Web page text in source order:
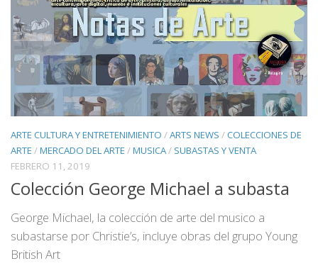
ARTE CULTURA Y ENTRETENIMIENTO /ARTS NEWS /COLECCIONES DE
ARTE /MERCADO DEL ARTE /MUSICA/ SUBASTAS Y VENTA
FEBRERO 11, 2019
Colección George Michael a subasta
George Michael, la colección de arte del musico a
subastarse por Christie’s, incluye obras del grupo Young
British Art